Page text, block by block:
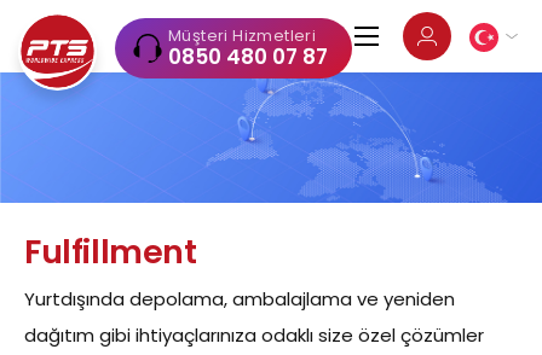
Müşteri Hizmetleri
0850 480 07 87
Fulfillment
Yurtdışında depolama, ambalajlama ve yeniden
dağıtım gibi ihtiyaçlarınıza odaklı size özel çözümler